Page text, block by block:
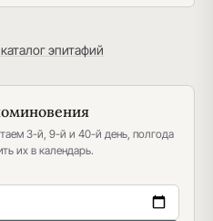
эпитафий
3-й, 9-й и 40-й день, полгода
их в календарь.